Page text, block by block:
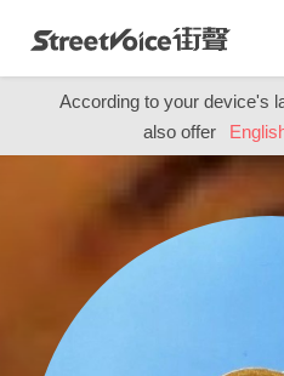
According to your device's
also offer